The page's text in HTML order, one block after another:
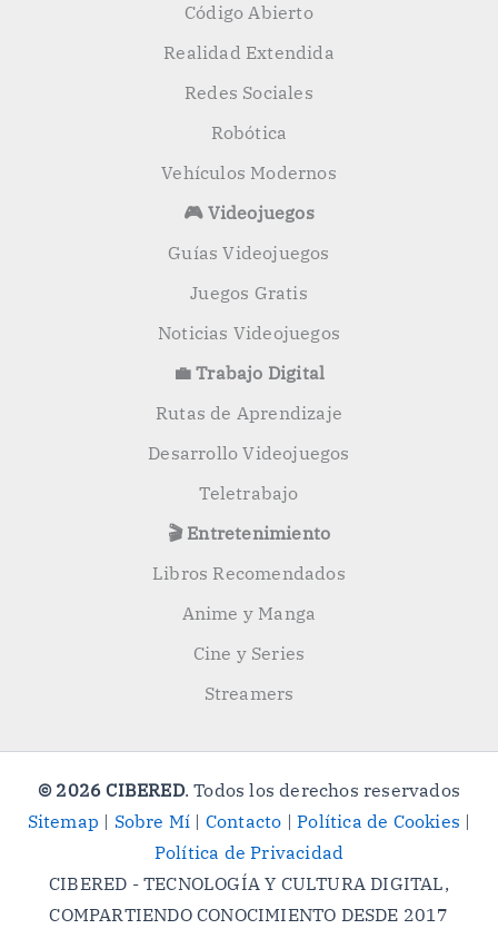
Código Abierto
Realidad Extendida
Redes Sociales
Robótica
Vehículos Modernos
🎮 Videojuegos
Guías Videojuegos
Juegos Gratis
Noticias Videojuegos
💼 Trabajo Digital
Rutas de Aprendizaje
Desarrollo Videojuegos
Teletrabajo
🎬 Entretenimiento
Libros Recomendados
Anime y Manga
Cine y Series
Streamers
© 2026 CIBERED. Todos los derechos reservados
Sitemap | Sobre Mí | Contacto |Política de Cookies |
Política de Privacidad
CIBERED - TECNOLOGÍA Y CULTURA DIGITAL,
COMPARTIENDO CONOCIMIENTO DESDE 2017